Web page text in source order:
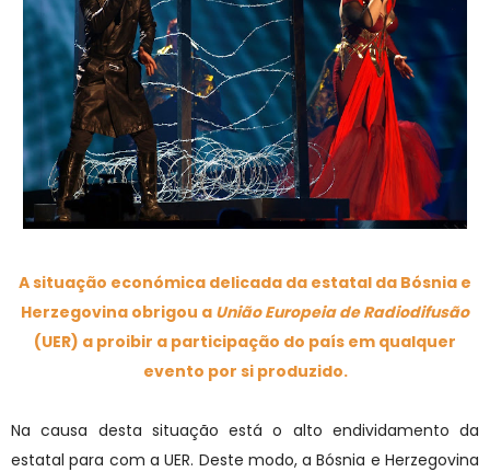
A situação económica delicada da estatal da Bósnia e
Herzegovina obrigou a União Europeia de Radiodifusão
(UER) a proibir a participação do país em qualquer
evento por si produzido.
Na causa desta situação está o alto endividamento da
estatal para com a UER. Deste modo, a Bósnia e Herzegovina